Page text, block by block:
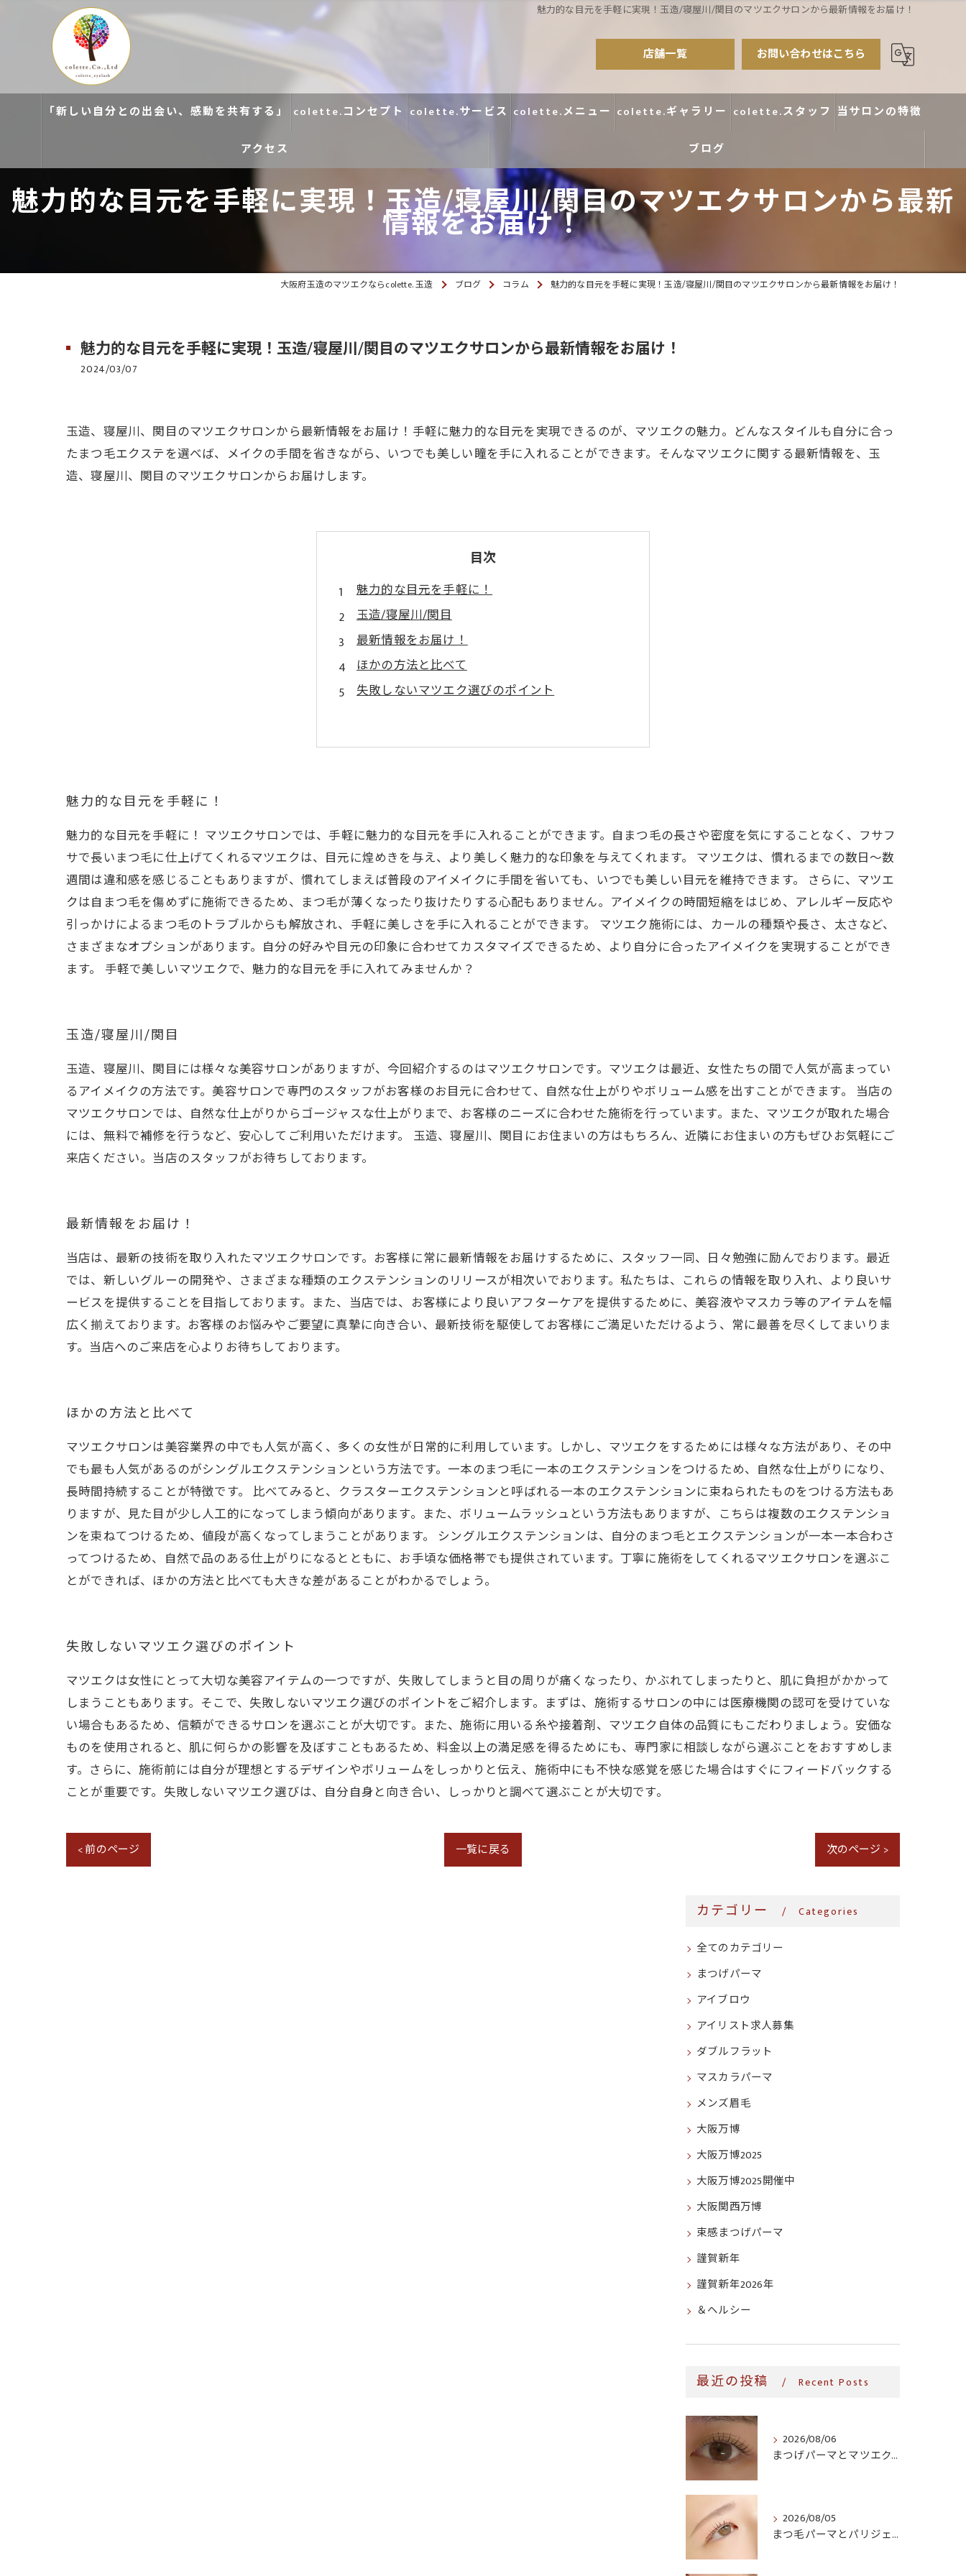
魅力的な目元を手軽に実現！玉造/寝屋川/関目のマツエクサロンから最新情報をお届け！
店舗一覧 お問い合わせはこちら
「新しい自分との出会い、感動を共有する」 colette.コンセプト colette.サービス colette.メニュー colette.ギャラリー colette.スタッフ 当サロンの特徴
アイブロウ
アクセス
colette. 玉造
ブログ
コラム
口コミ
魅力的な目元を手軽に実現！玉造/寝屋川/関目のマツエクサロンから最新
情報をお届け！
大阪府玉造のマツエクならcolette. 玉造 ブログ コラム 魅力的な目元を手軽に実現！玉造/寝屋川/関目のマツエクサロンから最新情報をお届け！
魅力的な目元を手軽に実現！玉造/寝屋川/関目のマツエクサロンから最新情報をお届け！
2024/03/07
玉造、寝屋川、関目のマツエクサロンから最新情報をお届け！手軽に魅力的な目元を実現できるのが、マツエクの魅力。どんなスタイルも自分に合っ
たまつ毛エクステを選べば、メイクの手間を省きながら、いつでも美しい瞳を手に入れることができます。そんなマツエクに関する最新情報を、玉
造、寝屋川、関目のマツエクサロンからお届けします。
目次
魅力的な目元を手軽に！
玉造/寝屋川/関目
最新情報をお届け！
ほかの方法と比べて
失敗しないマツエク選びのポイント
魅力的な目元を手軽に！
魅力的な目元を手軽に！ マツエクサロンでは、手軽に魅力的な目元を手に入れることができます。自まつ毛の長さや密度を気にすることなく、フサフ
サで長いまつ毛に仕上げてくれるマツエクは、目元に煌めきを与え、より美しく魅力的な印象を与えてくれます。 マツエクは、慣れるまでの数日〜数
週間は違和感を感じることもありますが、慣れてしまえば普段のアイメイクに手間を省いても、いつでも美しい目元を維持できます。 さらに、マツエ
クは自まつ毛を傷めずに施術できるため、まつ毛が薄くなったり抜けたりする心配もありません。アイメイクの時間短縮をはじめ、アレルギー反応や
引っかけによるまつ毛のトラブルからも解放され、手軽に美しさを手に入れることができます。 マツエク施術には、カールの種類や長さ、太さなど、
さまざまなオプションがあります。自分の好みや目元の印象に合わせてカスタマイズできるため、より自分に合ったアイメイクを実現することができ
ます。 手軽で美しいマツエクで、魅力的な目元を手に入れてみませんか？
玉造/寝屋川/関目
玉造、寝屋川、関目には様々な美容サロンがありますが、今回紹介するのはマツエクサロンです。マツエクは最近、女性たちの間で人気が高まってい
るアイメイクの方法です。美容サロンで専門のスタッフがお客様のお目元に合わせて、自然な仕上がりやボリューム感を出すことができます。 当店の
マツエクサロンでは、自然な仕上がりからゴージャスな仕上がりまで、お客様のニーズに合わせた施術を行っています。また、マツエクが取れた場合
には、無料で補修を行うなど、安心してご利用いただけます。 玉造、寝屋川、関目にお住まいの方はもちろん、近隣にお住まいの方もぜひお気軽にご
来店ください。当店のスタッフがお待ちしております。
最新情報をお届け！
当店は、最新の技術を取り入れたマツエクサロンです。お客様に常に最新情報をお届けするために、スタッフ一同、日々勉強に励んでおります。最近
では、新しいグルーの開発や、さまざまな種類のエクステンションのリリースが相次いでおります。私たちは、これらの情報を取り入れ、より良いサ
ービスを提供することを目指しております。また、当店では、お客様により良いアフターケアを提供するために、美容液やマスカラ等のアイテムを幅
広く揃えております。お客様のお悩みやご要望に真摯に向き合い、最新技術を駆使してお客様にご満足いただけるよう、常に最善を尽くしてまいりま
す。当店へのご来店を心よりお待ちしております。
ほかの方法と比べて
マツエクサロンは美容業界の中でも人気が高く、多くの女性が日常的に利用しています。しかし、マツエクをするためには様々な方法があり、その中
でも最も人気があるのがシングルエクステンションという方法です。一本のまつ毛に一本のエクステンションをつけるため、自然な仕上がりになり、
長時間持続することが特徴です。 比べてみると、クラスターエクステンションと呼ばれる一本のエクステンションに束ねられたものをつける方法もあ
りますが、見た目が少し人工的になってしまう傾向があります。また、ボリュームラッシュという方法もありますが、こちらは複数のエクステンショ
ンを束ねてつけるため、値段が高くなってしまうことがあります。 シングルエクステンションは、自分のまつ毛とエクステンションが一本一本合わさ
ってつけるため、自然で品のある仕上がりになるとともに、お手頃な価格帯でも提供されています。丁寧に施術をしてくれるマツエクサロンを選ぶこ
とができれば、ほかの方法と比べても大きな差があることがわかるでしょう。
失敗しないマツエク選びのポイント
マツエクは女性にとって大切な美容アイテムの一つですが、失敗してしまうと目の周りが痛くなったり、かぶれてしまったりと、肌に負担がかかって
しまうこともあります。そこで、失敗しないマツエク選びのポイントをご紹介します。まずは、施術するサロンの中には医療機関の認可を受けていな
い場合もあるため、信頼ができるサロンを選ぶことが大切です。また、施術に用いる糸や接着剤、マツエク自体の品質にもこだわりましょう。安価な
ものを使用されると、肌に何らかの影響を及ぼすこともあるため、料金以上の満足感を得るためにも、専門家に相談しながら選ぶことをおすすめしま
す。さらに、施術前には自分が理想とするデザインやボリュームをしっかりと伝え、施術中にも不快な感覚を感じた場合はすぐにフィードバックする
ことが重要です。失敗しないマツエク選びは、自分自身と向き合い、しっかりと調べて選ぶことが大切です。
< 前のページ 一覧に戻る 次のページ >
カテゴリー Categories
全てのカテゴリー
まつげパーマ
アイブロウ
アイリスト求人募集
ダブルフラット
マスカラパーマ
メンズ眉毛
大阪万博
大阪万博2025
大阪万博2025開催中
大阪関西万博
束感まつげパーマ
謹賀新年
謹賀新年2026年
＆ヘルシー
最近の投稿 Recent Posts
2026/08/06
まつげパーマとマツエク、生活導線に合うのはどっち?時短・継続コストで比較
2026/08/05
まつ毛パーマとパリジェンヌ、どっちがいい?仕上がり・料金・ダメージ感を徹底比較